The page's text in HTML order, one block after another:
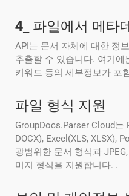
4 _ 파일에서 메
API는 문서 자체에 대한 정
추출할 수 있습니다. 여기에
키워드 등의 세부정보가 포
파일 형식 지원
GroupDocs.Parser Cloud는
DOCX), Excel(XLS, XLSX),
광범위한 문서 형식과
미지 형식을 지원합니다. .